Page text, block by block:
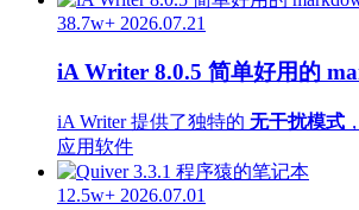
38.7w+ 2026.07.21
iA Writer 8.0.5 简单好用的
iA Writer 提供了独特的 无干扰模式
应用软件
12.5w+ 2026.07.01